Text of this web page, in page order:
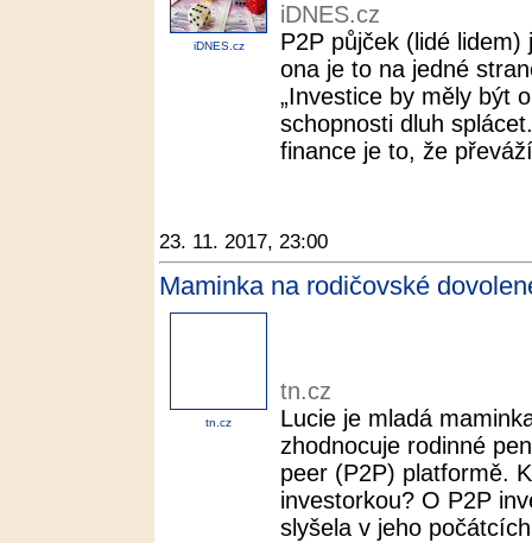
iDNES.cz
iDNES.cz
P2P půjček (lidé
ona je to na jedné
„Investice by měly být
schopnosti dluh
finance je to, že
23. 11. 2017, 23:00
Maminka na rodičovské
tn.cz
tn.cz
Lucie je mladá
zhodnocuje rodinné
peer (P2P) platformě.
investorkou? O P2P
slyšela v jeho